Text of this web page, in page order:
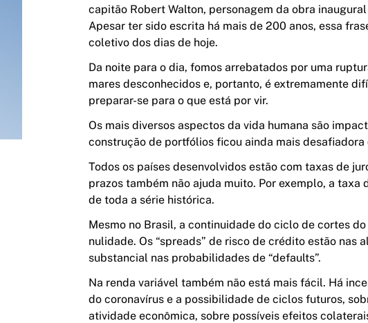
capitão Robert Walton, personagem da obra
Apesar ter sido escrita há mais de 200 anos, essa
coletivo dos dias de hoje.
Da noite para o dia, fomos arrebatados por uma
mares desconhecidos e, portanto, é extremamente
preparar-se para o que está por vir.
Os mais diversos aspectos da vida humana são
construção de portfólios ficou ainda mais desafiadora
Todos os países desenvolvidos estão com taxas de
prazos também não ajuda muito. Por exemplo, a taxa
de toda a série histórica.
Mesmo no Brasil, a continuidade do ciclo de cortes do
nulidade. Os “spreads” de risco de crédito estão nas
substancial nas probabilidades de “defaults”.
Na renda variável também não está mais fácil. Há
do coronavírus e a possibilidade de ciclos futuros,
atividade econômica, sobre possíveis efeitos